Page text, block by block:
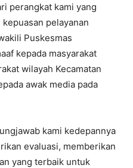
perangkat kami yang
pelayanan
Puskesmas
kepada masyarakat
wilayah Kecamatan
awak media pada
kami kedepannya
evaluasi, memberikan
yang terbaik untuk